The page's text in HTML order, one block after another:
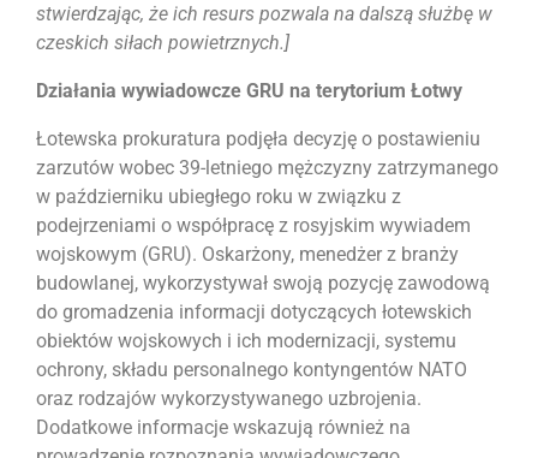
stwierdzając, że ich resurs pozwala na dalszą służbę w
czeskich siłach powietrznych.]
Działania wywiadowcze GRU na terytorium Łotwy
Łotewska prokuratura podjęła decyzję o postawieniu
zarzutów wobec 39-letniego mężczyzny zatrzymanego
w październiku ubiegłego roku w związku z
podejrzeniami o współpracę z rosyjskim wywiadem
wojskowym (GRU). Oskarżony, menedżer z branży
budowlanej, wykorzystywał swoją pozycję zawodową
do gromadzenia informacji dotyczących łotewskich
obiektów wojskowych i ich modernizacji, systemu
ochrony, składu personalnego kontyngentów NATO
oraz rodzajów wykorzystywanego uzbrojenia.
Dodatkowe informacje wskazują również na